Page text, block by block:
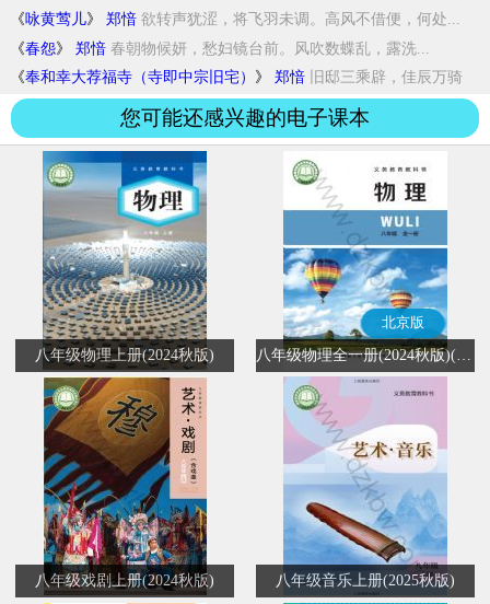
古，湛恩育万人。递迁俱荷泽，同拜...
《咏黄莺儿》 郑愔 欲转声犹涩，将飞羽未调。高风不借便，何处...
《春怨》 郑愔 春朝物候妍，愁妇镜台前。风吹数蝶乱，露洗...
《奉和幸大荐福寺（寺即中宗旧宅） 》 郑愔
旧邸三乘辟，佳辰万骑
留。兰图奉叶偈，芝盖...
您可能还感兴趣的电子课本
八年级物理上册(2024秋版)
北京版
八年级戏剧上册(2024秋版) 八年级音乐上册(2025秋版)